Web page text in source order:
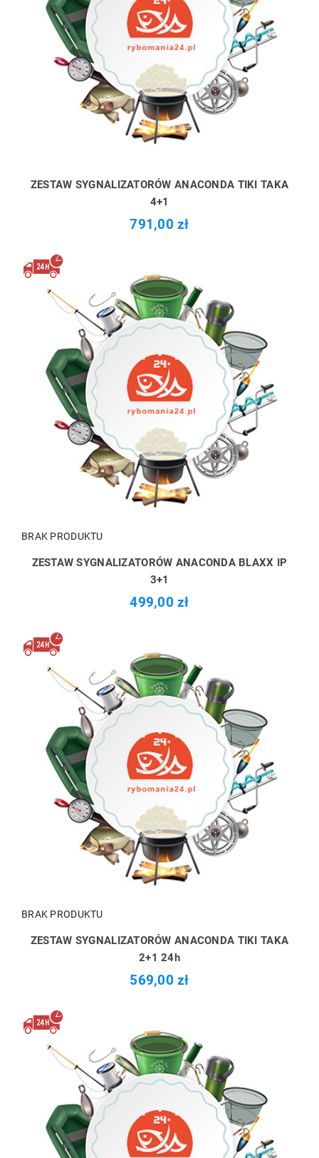
ZESTAW SYGNALIZATORÓW ANACONDA TIKI TAKA
4+1
791,00 zł
BRAK PRODUKTU
ZESTAW SYGNALIZATORÓW ANACONDA BLAXX IP
3+1
499,00 zł
BRAK PRODUKTU
ZESTAW SYGNALIZATORÓW ANACONDA TIKI TAKA
2+1 24h
569,00 zł